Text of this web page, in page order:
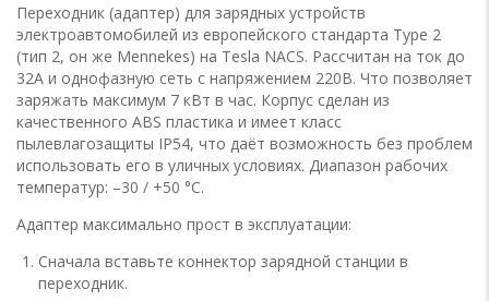
Переходник (адаптер) для зарядных устройств
электроавтомобилей из европейского стандарта Type 2
(тип 2, он же Mennekes) на Tesla NACS. Рассчитан на ток до
32A и однофазную сеть с напряжением 220В. Что позволяет
заряжать максимум 7 кВт в час. Корпус сделан из
качественного ABS пластика и имеет класс
пылевлагозащиты IP54, что даёт возможность без проблем
использовать его в уличных условиях. Диапазон рабочих
температур: –30 / +50 °С.
Адаптер максимально прост в эксплуатации:
Сначала вставьте коннектор зарядной станции в
переходник.